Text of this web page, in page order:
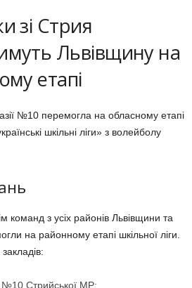
зі Стрия
Львівщину на
етапі
№10 перемогла на обласному етапі
шкільні ліги» з волейболу
команд з усіх районів Львівщини та
на районному етапі шкільної ліги.
№10 Стрийської МР;